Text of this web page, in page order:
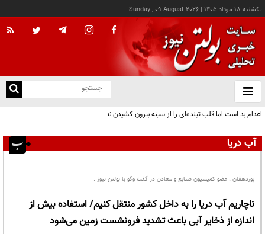
يکشنبه ۱۸ مرداد ۱۴۰۵ |
Sunday , 09 August 2026
باز
و
اعدام بد است اما قلب تپنده‌ای را از سینه بیرون کشیدن نه!
آب دریا
پوردهقان ، عضو کمیسیون صنایع و معادن در گفت وگو با بولتن نیوز :
ناچاریم آب دریا را به داخل کشور منتقل کنیم/ استفاده بیش از
اندازه از ذخایر آبی باعث تشدید فرونشست زمین می‌شود